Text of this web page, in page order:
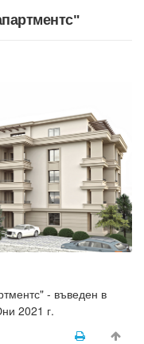
- въведен в
2021 г.